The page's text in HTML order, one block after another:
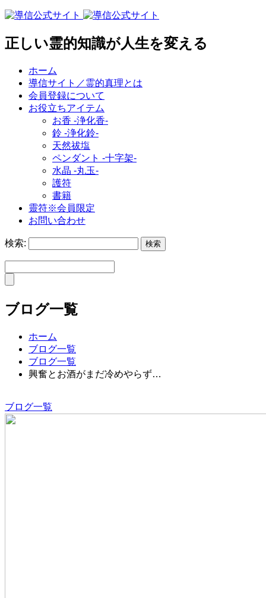
正しい霊的知識が人生を変える
ホーム
導信サイト／霊的真理とは
会員登録について
お役立ちアイテム
お香 ‐浄化香‐
鈴 ‐浄化鈴‐
天然祓塩
ペンダント -十字架-
水晶 -丸玉-
護符
書籍
靈符※会員限定
お問い合わせ
検索:
ブログ一覧
ホーム
ブログ一覧
ブログ一覧
興奮とお酒がまだ冷めやらず…
ブログ一覧